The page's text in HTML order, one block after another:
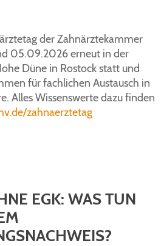
der Zahnärztekammer
05.09.2026 erneut in der
Düne in Rostock statt und
für fachlichen Austausch in
Alles Wissenswerte dazu finden
zahnaerztetag
EGK: WAS TUN